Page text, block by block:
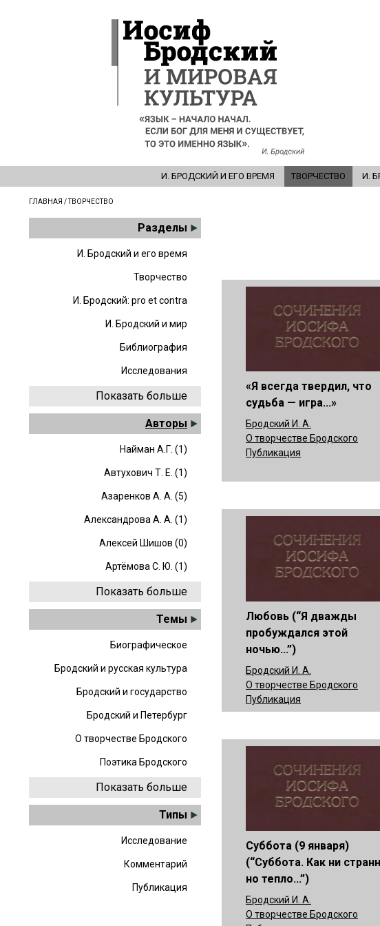
И. БРОДСКИЙ И ЕГО ВРЕМЯ ТВОРЧЕСТВО И.
ГЛАВНАЯ / ТВОРЧЕСТВО
Разделы
И. Бродский и его время
Творчество
И. Бродский: pro et contra
И. Бродский и мир
Библиография
Исследования
Показать больше
Авторы
Найман А.Г. (1)
Автухович Т. Е. (1)
Азаренков А. А. (5)
Александрова А. А. (1)
Алексей Шишов (0)
Артёмова С. Ю. (1)
Показать больше
Темы
Биографическое
Бродский и русская культура
Бродский и государство
Бродский и Петербург
О творчестве Бродского
Поэтика Бродского
Показать больше
Типы
Исследование
Комментарий
Публикация
«Я всегда твердил, что
судьба — игра...»
Бродский И. А.
О творчестве Бродского
Публикация
Любовь (“Я дважды
пробуждался этой
ночью...”)
Бродский И. А.
О творчестве Бродского
Публикация
Суббота (9 января)
(“Суббота. Как ни
но тепло...”)
Бродский И. А.
О творчестве Бродского